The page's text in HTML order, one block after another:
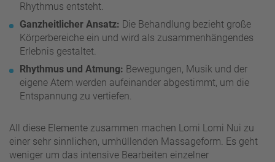
Rhythmus entsteht.
Ganzheitlicher Ansatz: Die Behandlung bezieht große
Körperbereiche ein und wird als zusammenhängendes
Erlebnis gestaltet.
Rhythmus und Atmung: Bewegungen, Musik und der
eigene Atem werden aufeinander abgestimmt, um die
Entspannung zu vertiefen.
All diese Elemente zusammen machen Lomi Lomi Nui zu
einer sehr sinnlichen, umhüllenden Massageform. Es geht
weniger um das intensive Bearbeiten einzelner